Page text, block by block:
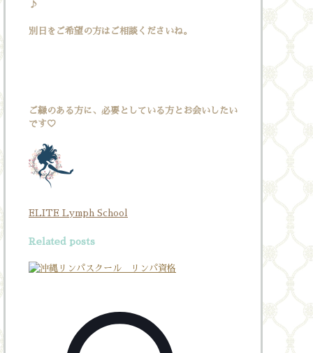
♪
別日をご希望の方はご相談くださいね。
ご縁のある方に、必要としている方とお会いしたい
です♡
ELITE Lymph School
Related posts